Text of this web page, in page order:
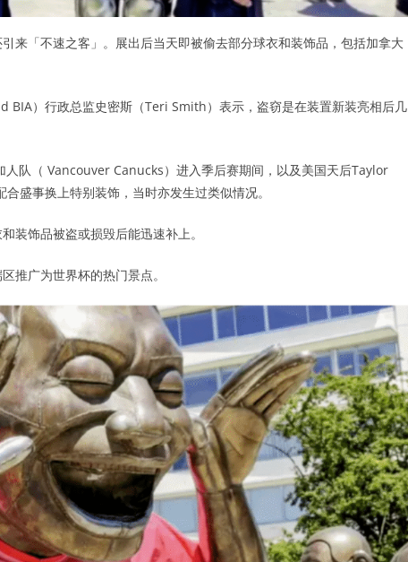
来「不速之客」。展出后当天即被偷去部分球衣和装饰品，包括加拿大
BIA）行政总监史密斯（Teri Smith）表示，盗窃是在装置新装亮相后几
队（ Vancouver Canucks）进入季后赛期间，以及美国天后Taylor
盛事换上特别装饰，当时亦发生过类似情况。
装饰品被盗或损毁后能迅速补上。
推广为世界杯的热门景点。